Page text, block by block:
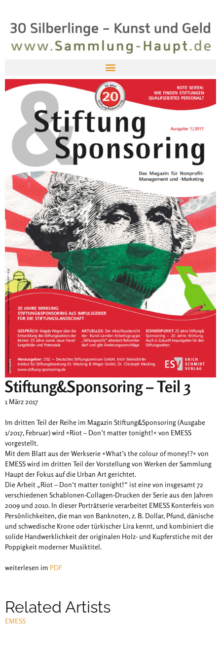
​Stiftung&Sponsoring – Teil 3
1 März 2017
Im dritten Teil der Reihe im Magazin Stiftung&Sponsoring (Ausgabe
1/2017, Februar) wird »Riot – Don’t matter tonight!« von EMESS
vorgestellt.
Mit dem Blatt aus der Werkserie »What’s the colour of money!?« von
EMESS wird im dritten Teil der Vorstellung von Werken der Sammlung
Haupt der Fokus auf die Urban Art gerichtet.
Die Arbeit „Riot – Don‘t matter tonight!“ ist eine von insgesamt 72
verschiedenen Schablonen-Collagen-Drucken der Serie aus den Jahren
2009 und 2010. In dieser Porträtserie verarbeitet EMESS Konterfeis von
Persönlichkeiten, die man von Banknoten, z. B. Dollar, Pfund, dänische
und schwedische Krone oder türkischer Lira kennt, und kombiniert die
solide Handwerklichkeit der originalen Holz- und Kupferstiche mit der
Poppigkeit moderner Musiktitel.
weiterlesen im PDF
Related Artists
EMESS